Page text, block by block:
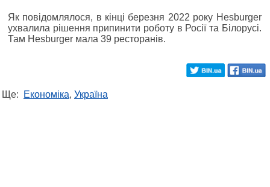
Як повідомлялося, в кінці березня 2022 року Hesburger
ухвалила рішення припинити роботу в Росії та Білорусі.
Там Hesburger мала 39 ресторанів.
Ще: Економіка, Україна